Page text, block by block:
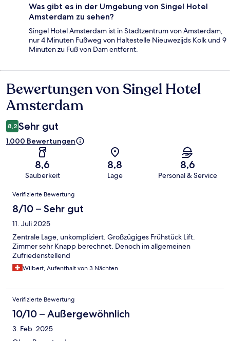
Was gibt es in der Umgebung von Singel Hotel
Amsterdam zu sehen?
Singel Hotel Amsterdam ist in Stadtzentrum von Amsterdam,
nur 4 Minuten Fußweg von Haltestelle Nieuwezijds Kolk und 9
Minuten zu Fuß von Dam entfernt.
Bewertungen
Bewertungen von Singel Hotel
Amsterdam
8,2 Sehr gut
1.000 Bewertungen
8,6
Sauberkeit
8,8
Lage
8,6
Personal & Service
Bewertungen
Verifizierte Bewertung
8/10 – Sehr gut
11. Juli 2025
Zentrale Lage, unkompliziert. Großzügiges Frühstück Lift.
Zimmer sehr Knapp berechnet. Denoch im allgemeinen
Zufriedenstellend
Wilbert, Aufenthalt von 3 Nächten
Verifizierte Bewertung
10/10 – Außergewöhnlich
3. Feb. 2025